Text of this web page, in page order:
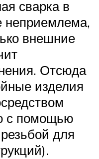
сварка в
неприемлема,
внешние
Отсюда
изделия
с помощью
для